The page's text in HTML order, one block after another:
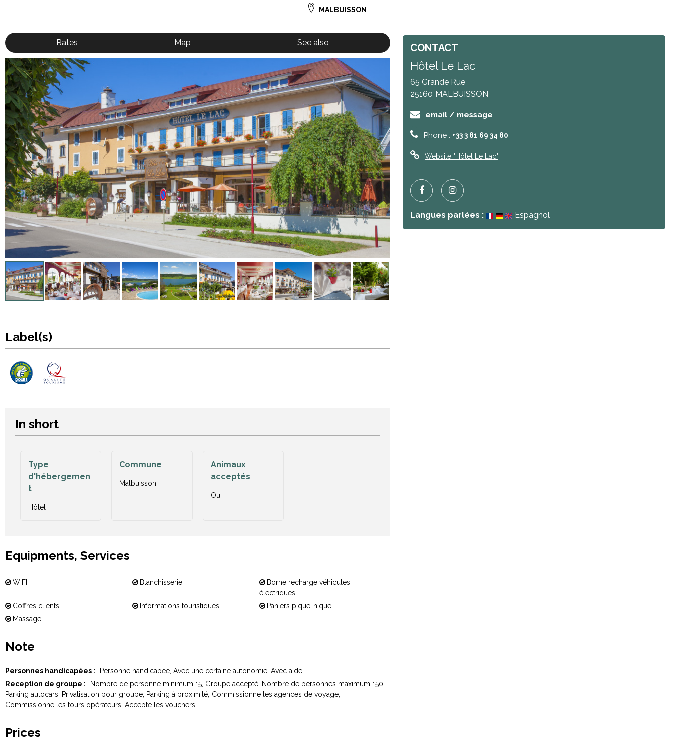
MALBUISSON
Rates Map See also
Label(s)
In short
Type
d'hébergemen
t
Hôtel
Commune
Malbuisson
Animaux
acceptés
Oui
Equipments, Services
WIFI Blanchisserie
Borne recharge véhicules
électriques
Coffres clients
Informations touristiques
Paniers pique-nique
Massage
CONTACT
Hôtel Le Lac
65 Grande Rue
25160 MALBUISSON
email / message
Phone : +33 3 81 69 34 80
Website "Hôtel Le Lac"
Langues parlées : Espagnol
Note
Personnes handicapées : Personne handicapée Avec une certaine autonomie Avec aide
Reception de groupe :
Nombre de personne minimum 15 Groupe accepté Nombre de personnes maximum 150
Parking autocars
Privatisation pour groupe Parking à proximité Commissionne les agences de voyage
Commissionne les tours opérateurs Accepte les vouchers
Prices